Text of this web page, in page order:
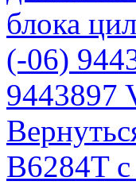
блока
(-06)
9443897
B6284T